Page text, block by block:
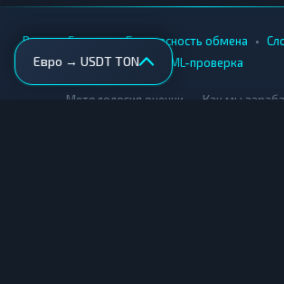
Евро → USDT TON
Вики • Города • Безопасность обмена •
AML-проверка
Методология оценки Как мы